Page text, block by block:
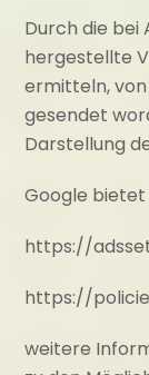
Durch die
hergestellte
ermitteln,
gesendet
Darstellung
Google
https://
https://
weitere